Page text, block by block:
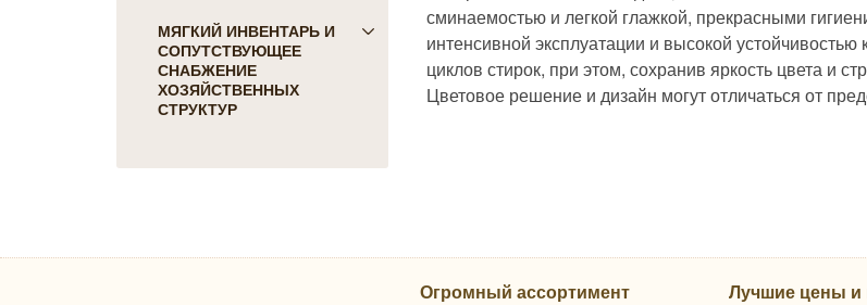
ПОДАРКИ ДЛЯ КОГО:
Женщинам
Коллегам
Мужчинам
День Победы
МЯГКИЙ ИНВЕНТАРЬ И
СОПУТСТВУЮЩЕЕ
СНАБЖЕНИЕ
ХОЗЯЙСТВЕННЫХ
СТРУКТУР
сминаемостью и легкой глажкой, прекрасными
интенсивной эксплуатации и высокой
циклов стирок, при этом, сохранив яркость цвета и
Цветовое решение и дизайн могут отличаться от
Огромный ассортимент Лучшие цены и